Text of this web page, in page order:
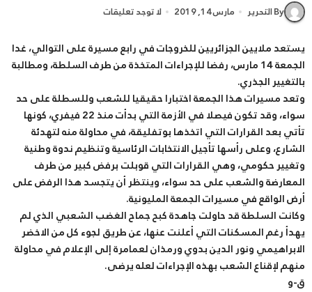
By التحرير مارس 14, 2019 لا توجد تعليقات
يستعد ملايين الجزائريين للخروجات في رابع مسيرة على التوالي، غدا
الجمعة 14 مارس، رفضا للإجراءات المتخذة من طرف السلطة، ومطالبة
بالتغيير الجذري.
وتعد مسيرات هذا الجمعة اختبارا حقيقيا للشعب وللسطلة على حد
سواء، وقد تكون فيصلا في الأزمة التي بدأت منذ 22 فيفري، كونها
تأتي بعد القرارات التي اتخذها بوتفليقة، في محاولة منه لتهدئة
الشارع، وعلى رأسها تأجيل الانتخابات الرئاسية وتنظيم ندوة وطنية
وتغيير حكومي، وهي القرارات التي قوبلت برفض كبير من طرف
المعارضة والشعب على حد سواء، وينتظر أن يتجسد هذا الرفض على
أرض الواقع في مسيرات الجمعة المليونية.
وكانت السلطة قد حاولت جاهدة كبح جماح الغضب الشعبي الذي لم
يهدأ رغم المسكنات التي أعلنت عنها، عن طريق لجوء كل من الاخضر
الابراهيمي ونور الدين بدوي ورمذان لعمامرة إلى الإعلام في محاولة
منهم لإقناع الشعب بهذه الإجراءات لعله يرضى.
ق-و